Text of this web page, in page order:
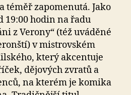
téměř zapomenutá. Jako
19:00 hodin na řadu
z Verony“ (též uváděné
v mistrovském
který akcentuje
dějových zvratů a
na kterém je komika